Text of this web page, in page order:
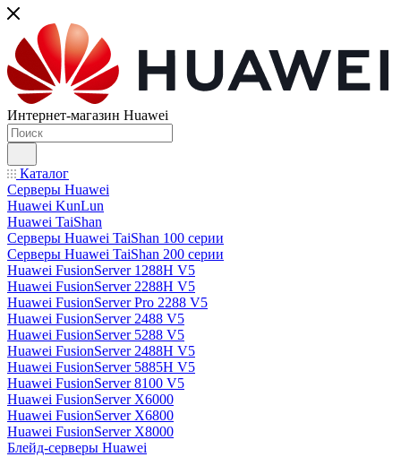
Интернет-магазин Huawei
Каталог
Серверы Huawei
Huawei KunLun
Huawei TaiShan
Серверы Huawei TaiShan 100 серии
Серверы Huawei TaiShan 200 серии
Huawei FusionServer 1288H V5
Huawei FusionServer 2288H V5
Huawei FusionServer Pro 2288 V5
Huawei FusionServer 2488 V5
Huawei FusionServer 5288 V5
Huawei FusionServer 2488H V5
Huawei FusionServer 5885H V5
Huawei FusionServer 8100 V5
Huawei FusionServer X6000
Huawei FusionServer X6800
Huawei FusionServer X8000
Блейд-серверы Huawei